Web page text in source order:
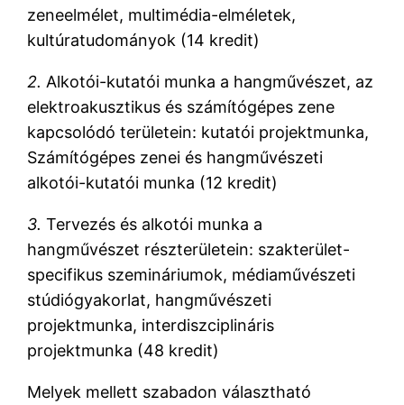
zeneelmélet, multimédia-elméletek,
kultúratudományok (14 kredit)
2. Alkotói-kutatói munka a hangművészet, az
elektroakusztikus és számítógépes zene
kapcsolódó területein: kutatói projektmunka,
Számítógépes zenei és hangművészeti
alkotói-kutatói munka (12 kredit)
3.Tervezés és alkotói munka a
hangművészet részterületein: szakterület-
specifikus szemináriumok, médiaművészeti
stúdiógyakorlat, hangművészeti
projektmunka, interdiszciplináris
projektmunka (48 kredit)
Melyek mellett szabadon választható